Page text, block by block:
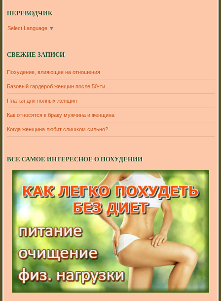
ПЕРЕВОДЧИК
Select Language ▼
СВЕЖИЕ ЗАПИСИ
Похудение, влияющее на отношения
Базовый гардероб женщин после 50-ти
Платья для полных женщин
Как относятся к браку мужчина и женщина
Когда женщина любит слишком сильно?
ВСЕ САМОЕ ИНТЕРЕСНОЕ О ПОХУДЕНИИ